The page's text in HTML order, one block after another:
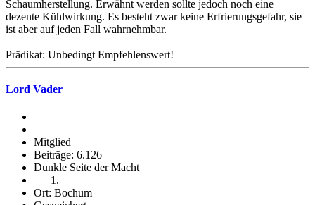
Schaumherstellung. Erwähnt werden sollte jedoch noch eine
dezente Kühlwirkung. Es besteht zwar keine Erfrierungsgefahr, sie
ist aber auf jeden Fall wahrnehmbar.
Prädikat: Unbedingt Empfehlenswert!
Lord Vader
Mitglied
Beiträge: 6.126
Dunkle Seite der Macht
Ort: Bochum